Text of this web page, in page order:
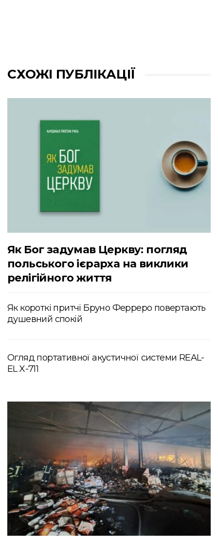
СХОЖІ ПУБЛІКАЦІЇ
Як Бог задумав Церкву: погляд
польського ієрарха на виклики
релігійного життя
Як короткі притчі Бруно Ферреро повертають
душевний спокій
Огляд портативної акустичної системи REAL-
EL X-711